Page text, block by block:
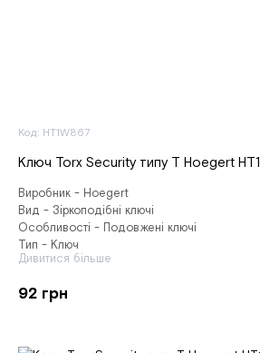
Код: HT1W867
Ключ Torx Security типу T Hoegert
Виробник - Hoegert
Вид - Зіркоподібні ключі
Особливості - Подовжені ключі
Тип - Ключ
Дивитися більше
92 грн